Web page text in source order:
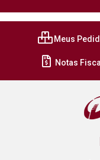
Meus
Notas